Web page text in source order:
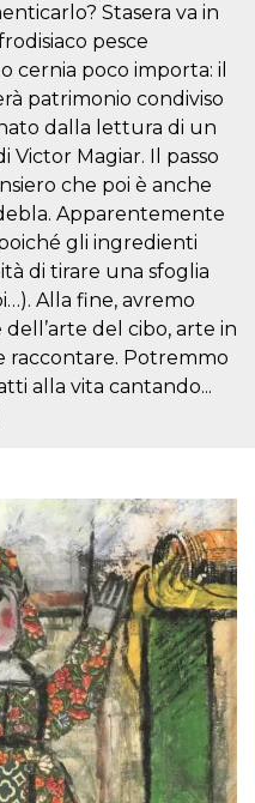
Stasera va in
pesce
cernia poco importa: il
patrimonio condiviso
dalla lettura di un
Victor Magiar. Il passo
che poi è anche
Apparentemente
gli ingredienti
di tirare una sfoglia
Alla fine, avremo
del cibo, arte in
raccontare. Potremmo
alla vita cantando...